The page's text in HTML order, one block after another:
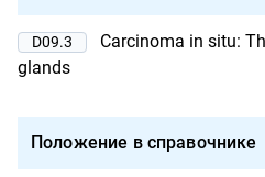
D09.3
Carcinoma in situ:
glands
Положение в справочнике